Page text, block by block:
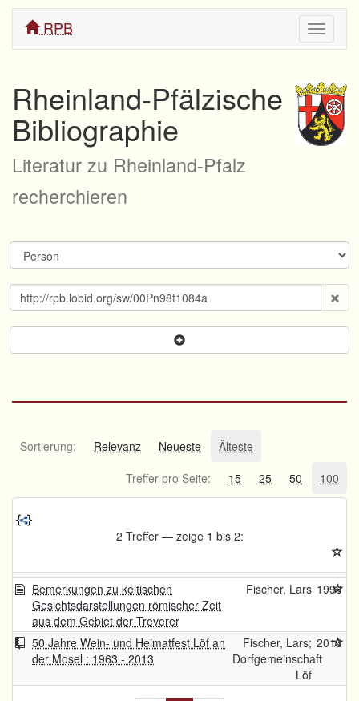
ein/
RPB
Rheinland-Pfälzische
Bibliographie
Literatur zu Rheinland-Pfalz
recherchieren
Sortierung: Relevanz Neueste
Älteste
Treffer pro Seite:
15 25 50 100
2 Treffer — zeige 1 bis 2:
Bemerkungen zu keltischen
Gesichtsdarstellungen römischer Zeit
aus dem Gebiet der Treverer
Fischer, Lars 1998
50 Jahre Wein- und Heimatfest Löf an
der Mosel : 1963 - 2013
Fischer, Lars;
Dorfgemeinschaft
Löf
2013